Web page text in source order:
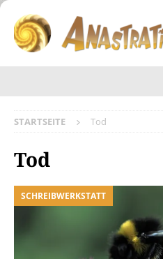
STARTSEITE Tod
Tod
SCHREIBWERKSTATT